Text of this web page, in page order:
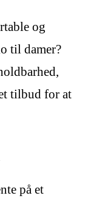
og
til damer?
tilbud for at
på et